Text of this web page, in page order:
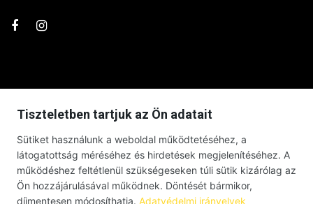
Tiszteletben tartjuk az Ön adatait
Sütiket használunk a weboldal működtetéséhez, a
látogatottság méréséhez és hirdetések megjelenítéséhez. A
működéshez feltétlenül szükségeseken túli sütik kizárólag az
Ön hozzájárulásával működnek. Döntését bármikor,
díjmentesen módosíthatja. Adatvédelmi irányelvek